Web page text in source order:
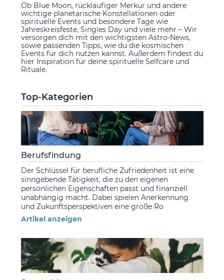
Ob Blue Moon, rückläufiger Merkur und andere
wichtige planetarische Konstellationen oder
spirituelle Events und besondere Tage wie
Jahreskreisfeste, Singles Day und viele mehr – Wir
versorgen dich mit den wichtigsten Astro-News,
sowie passenden Tipps, wie du die kosmischen
Events für dich nutzen kannst. Außerdem findest du
hier Inspiration für deine spirituelle Selfcare und
Rituale.
Top-Kategorien
Berufsfindung
Der Schlüssel für berufliche Zufriedenheit ist eine
sinngebende Tätigkeit, die zu den eigenen
persönlichen Eigenschaften passt und finanziell
unabhängig macht. Dabei spielen Anerkennung
und Zukunftsperspektiven eine große Ro
Artikel anzeigen